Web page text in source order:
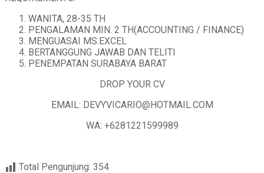
WANITA, 28-35 TH
PENGALAMAN MIN. 2 TH(ACCOUNTING / FINANCE)
MENGUASAI MS.EXCEL
BERTANGGUNG JAWAB DAN TELITI
PENEMPATAN SURABAYA BARAT
DROP YOUR CV
EMAIL: DEVYVICARIO@HOTMAIL.COM
WA: +6281221599989
Total Pengunjung: 354